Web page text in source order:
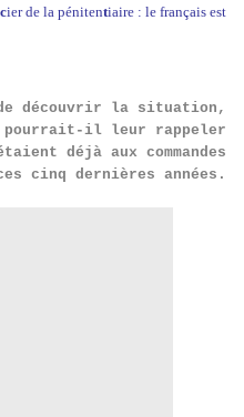
cier de la pénitentiaire : le français est
découvrir la situation,
pourrait-il leur rappeler
déjà aux commandes
cinq dernières années.